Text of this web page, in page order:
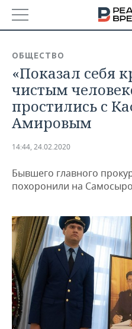
БАШКОРТОСТАН
ТАТАРСТАН
УДМУРТИЯ
НОВОСТИ
АНАЛИТИКА
НОВОСТИ АНАЛИТИКИ
ДЕКЛАРАЦИИ О
КОРОЛИ ГОСЗАКАЗА
КОМУ ПРИНАДЛЕЖАТ
ТОРГОВЫЕ ЦЕНТРЫ
ТАТАРСТАНА
ЭКОНОМИКА
НОВОСТИ ЭКОНОМИКИ
ФИНАНСЫ
БЮДЖЕТ
ИНВЕСТИЦИИ
ПРОМЫШЛЕННОСТЬ
НОВОСТИ
ПРОМЫШЛЕННОСТИ
АГРОПРОМ
МАШИНОСТРОЕНИЕ
НЕФТЕХИМИЯ
НЕФТЬ
ОПК
НЕДВИЖИМОСТЬ
НОВОСТИ АВТО
БИЗНЕС
НОВОСТИ БИЗНЕСА
РОЗНИЧНАЯ ТОРГОВЛЯ
ТРАНСПОРТ
ТЕХНОЛОГИИ
НОВОСТИ ТЕХНОЛОГИЙ
IT
МЕРОПРИЯТИЯ
НОВОСТИ МЕРОПРИЯТИЙ
СПОРТ
ОБЩЕСТВО
«Показал себя
чистым
простились с
Амировым
14:44, 24.02.2020
Бывшего главного
похоронили на